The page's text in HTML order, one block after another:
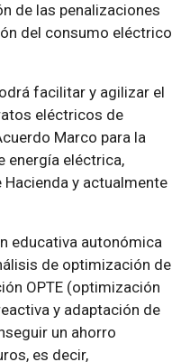
de las penalizaciones
del consumo eléctrico
facilitar y agilizar el
eléctricos de
Marco para la
energía eléctrica,
y actualmente
educativa autonómica
de optimización de
OPTE (optimización
y adaptación de
un ahorro
es decir,